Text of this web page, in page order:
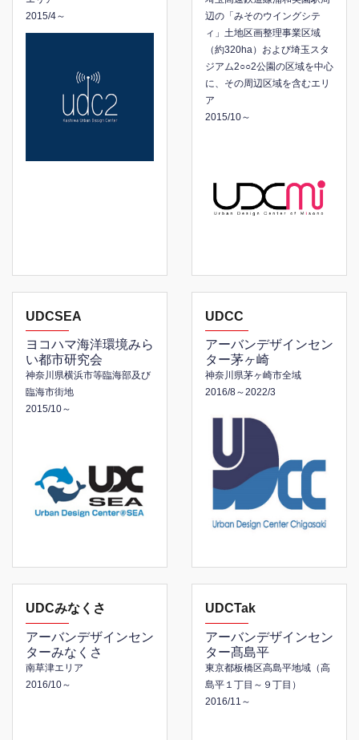
2015/4～
辺の「みそのウイングシテ
ィ」土地区画整理事業区域
（約320ha） および埼玉スタ
ジアム2○○2公園の区域を中心
に、その周辺区域を含むエリ
ア
2015/10～
UDCSEA
ヨコハマ海洋環境みら
い都市研究会
神奈川県横浜市等臨海部及び
臨海市街地
2015/10～
UDCC
アーバンデザインセン
ター茅ヶ崎
神奈川県茅ヶ崎市全域
2016/8～2022/3
UDCみなくさ
アーバンデザインセン
ターみなくさ
南草津エリア
2016/10～
UDCTak
アーバンデザインセン
ター髙島平
東京都板橋区高島平地域 （高
島平１丁目～９丁目）
2016/11～